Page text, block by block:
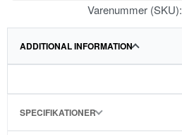
Varenummer (SKU):
ADDITIONAL INFORMATION
SPECIFIKATIONER